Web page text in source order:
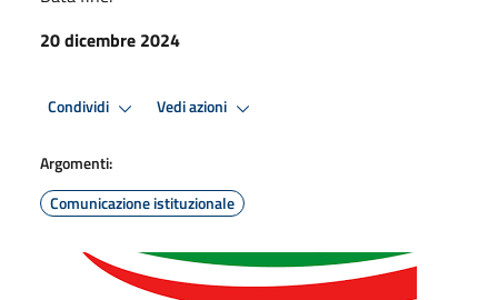
20 dicembre 2024
Condividi Vedi azioni
Argomenti:
Comunicazione istituzionale